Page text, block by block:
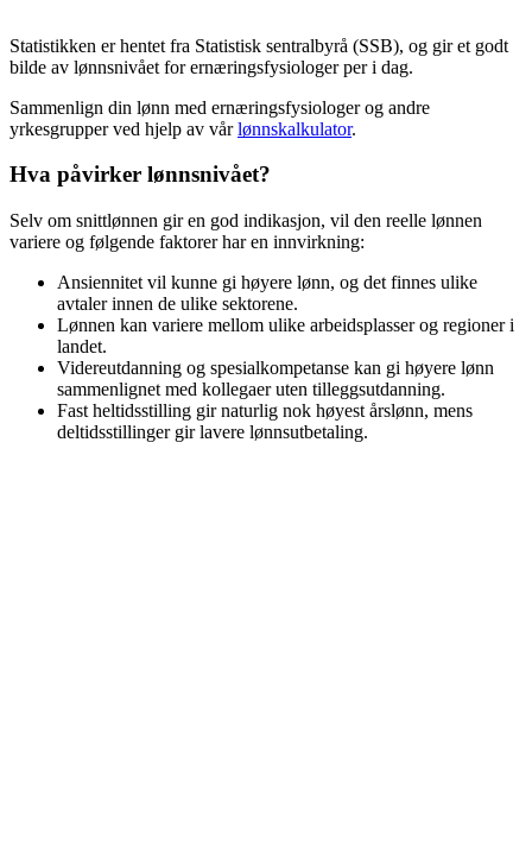
Statistikken er hentet fra Statistisk sentralbyrå (SSB), og gir et godt
bilde av lønnsnivået forernæringsfysiologerper i dag.
Sammenlign din lønn med ernæringsfysiologerog andre
yrkesgrupper ved hjelp av vårlønnskalkulator.
Hva påvirker lønnsnivået?
Selv om snittlønnen gir en god indikasjon, vil den reelle lønnen
variere og følgende faktorer har en innvirkning:
Ansiennitet vil kunne gi høyere lønn, og det finnes ulike
avtaler innen de ulike sektorene.
Lønnen kan variere mellom ulike arbeidsplasser og regioner i
landet.
Videreutdanning og spesialkompetanse kan gi høyere lønn
sammenlignet med kollegaer uten tilleggsutdanning.
Fast heltidsstilling gir naturlig nok høyest årslønn, mens
deltidsstillinger gir lavere lønnsutbetaling.